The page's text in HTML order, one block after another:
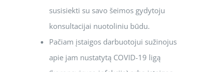
susisiekti su savo šeimos gydytoju
konsultacijai nuotoliniu būdu.
Pačiam įstaigos darbuotojui sužinojus
apie jam nustatytą COVID-19 ligą